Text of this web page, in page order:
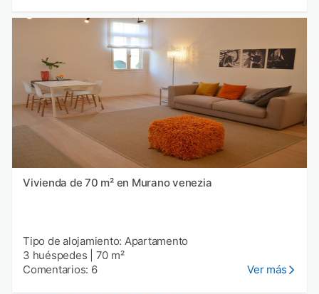
Vivienda de 70 m² en Murano venezia
Tipo de alojamiento: Apartamento
3 huéspedes
70 m²
Comentarios: 6
Ver más